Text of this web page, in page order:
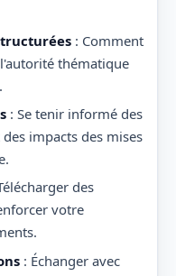
: Comment
thématique
: Se tenir informé des
des impacts des mises
des
votre
: Échanger avec